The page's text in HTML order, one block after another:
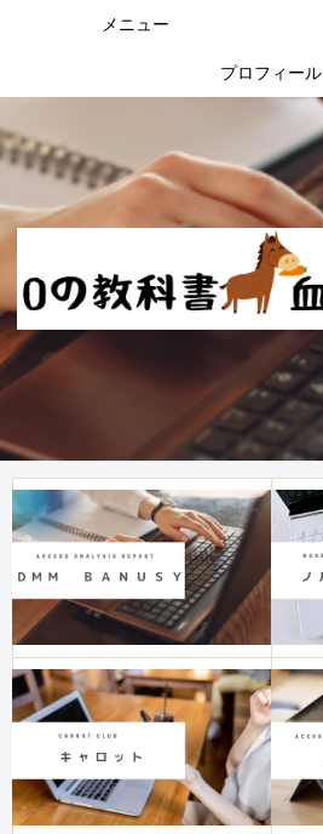
メニュー
プロフィール